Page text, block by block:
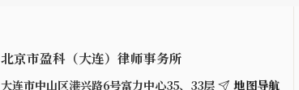
北京市盈科（大连）律师事务所
大连市中山区港兴路6号富力中心35、33层 地图导航